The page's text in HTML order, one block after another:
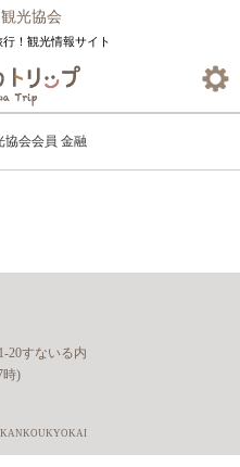
光協会
！観光情報サイト
協会会員 金融
20すないる内
時)
KANKOUKYOKAI